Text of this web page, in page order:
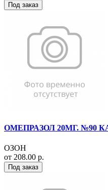
Под заказ
ОМЕПРАЗОЛ 20МГ. №90
ОЗОН
от 208.00 р.
Под заказ